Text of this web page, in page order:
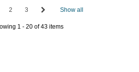
2 3 Show all
1 - 20 of 43 items